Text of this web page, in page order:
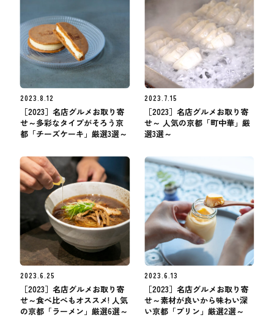
2023.8.12
［2023］名店グルメお取り寄
せ～多彩なタイプがそろう京
都「チーズケーキ」厳選3選～
2023.7.15
［2023］名店グルメお取り寄
せ～ 人気の京都「町中華」厳
選3選～
2023.6.25
［2023］名店グルメお取り寄
せ～食べ比べもオススメ! 人気
の京都「ラーメン」厳選6選～
2023.6.13
［2023］名店グルメお取り寄
せ～素材が良いから味わい深
い京都「プリン」厳選2選～